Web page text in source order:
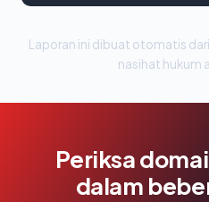
Laporan ini dibuat otomatis
nasihat hukum
Periksa
dalam